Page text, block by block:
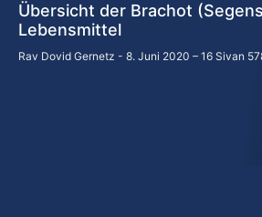
Übersicht der Brachot
Lebensmittel
Rav Dovid Gernetz 8. Juni 2020 – 16 Sivan